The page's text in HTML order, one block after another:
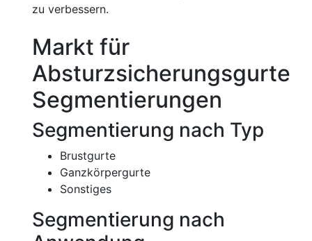
zu verbessern.
Markt für
Absturzsicherungsgurte
Segmentierungen
Segmentierung nach Typ
Brustgurte
Ganzkörpergurte
Sonstiges
Segmentierung nach